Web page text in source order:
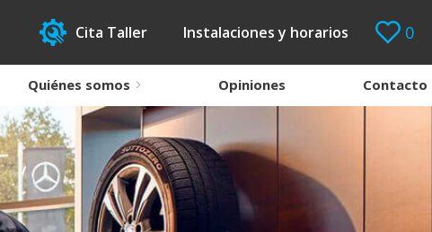
Cita Taller Instalaciones y horarios 0
Quiénes somos Opiniones Contacto